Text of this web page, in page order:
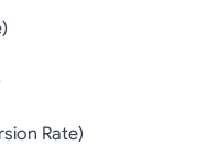
Rate)